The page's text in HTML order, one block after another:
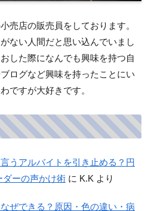
売店の販売員をしております。
ない人間だと思い込んでいまし
した際になんでも興味を持つ自
ログなど興味を持ったことにい
ですが大好きです。
うアルバイトを引き止める？円
ダーの声かけ術 に K.K より
ぜできる？原因・色の違い・病